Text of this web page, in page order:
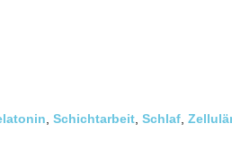
Schichtarbeit Schlaf